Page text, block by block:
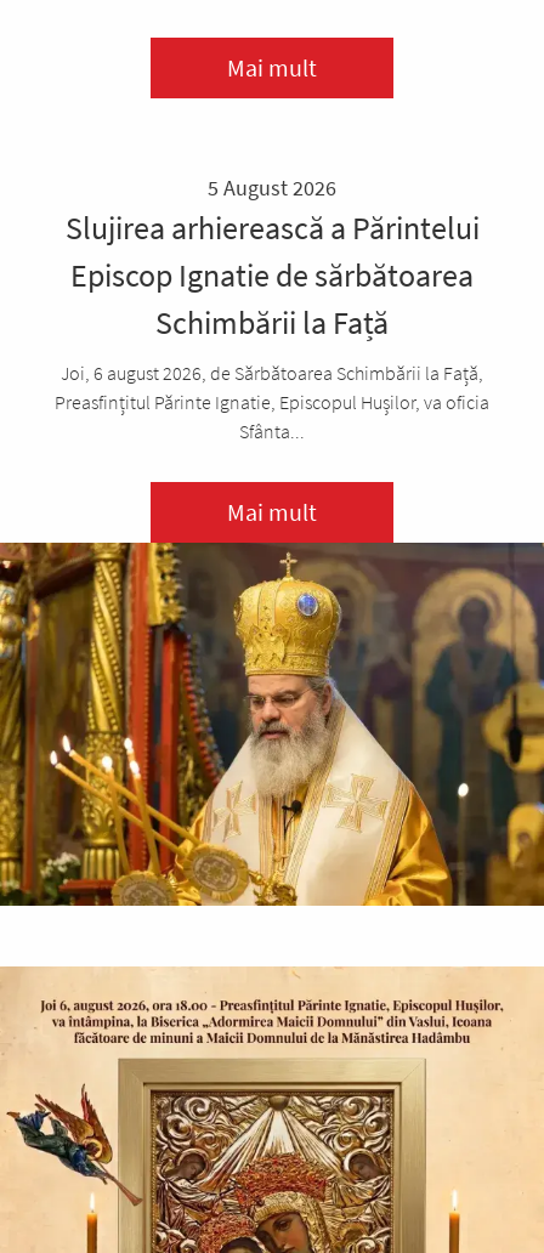
Mai mult
5 August 2026
Slujirea arhierească a Părintelui
Episcop Ignatie de sărbătoarea
Schimbării la Față
Joi, 6 august 2026, de Sărbătoarea Schimbării la Față,
Preasfințitul Părinte Ignatie, Episcopul Hușilor, va oficia
Sfânta...
Mai mult